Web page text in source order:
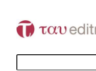
contenuto